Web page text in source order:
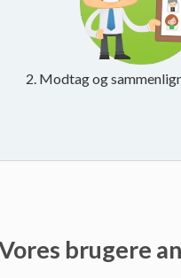
2. Modtag og
brugere